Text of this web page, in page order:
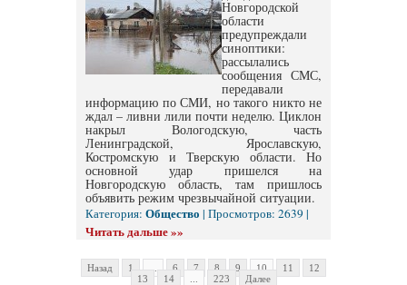
Новгородской
области
предупреждали
синоптики:
рассылались
сообщения СМС,
передавали
информацию по СМИ, но такого никто не
ждал – ливни лили почти неделю. Циклон
накрыл Вологодскую, часть
Ленинградской, Ярославскую,
Костромскую и Тверскую области. Но
основной удар пришелся на
Новгородскую область, там пришлось
объявить режим чрезвычайной ситуации.
Категория: Общество | Просмотров: 2639 |
Читать дальше »»
Назад 1 ... 6 7 8 9 10 11
12
13
14 223 Далее